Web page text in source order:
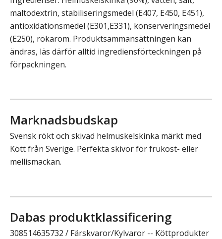
maltodextrin, stabiliseringsmedel (E407, E450, E451),
antioxidationsmedel (E301,E331), konserveringsmedel
(E250), rökarom. Produktsammansättningen kan
ändras, läs därför alltid ingrediensförteckningen på
förpackningen.
Marknadsbudskap
Svensk rökt och skivad helmuskelskinka märkt med
Kött från Sverige. Perfekta skivor för frukost- eller
mellismackan.
Dabas produktklassificering
308514635732 / Färskvaror/Kylvaror -- Köttprodukter